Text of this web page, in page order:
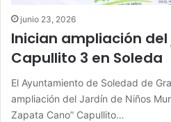
junio 23, 2026
Inician ampliación
Capullito 3 en Soleda
El Ayuntamiento de Soledad de
ampliación del Jardín de Niños
Zapata Cano” Capullito…